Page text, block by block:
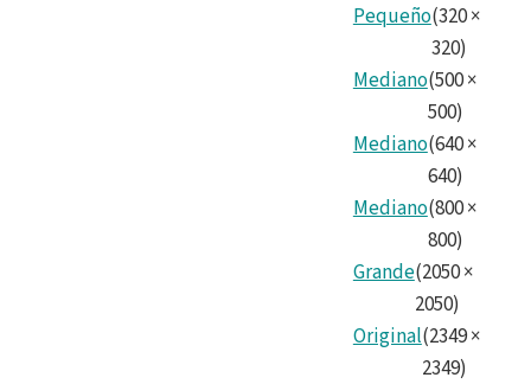
Pequeño(320×
320)
Mediano(500×
500)
Mediano(640×
640)
Mediano(800×
800)
Grande(2050×
2050)
Original(2349×
2349)